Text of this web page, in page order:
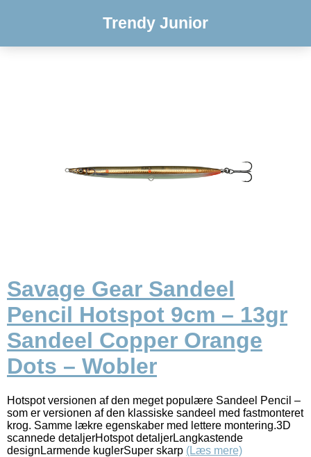
Trendy Junior
Savage Gear Sandeel
Pencil Hotspot 9cm – 13gr
Sandeel Copper Orange
Dots – Wobler
Hotspot versionen af den meget populære Sandeel Pencil –
som er versionen af den klassiske sandeel med fastmonteret
krog. Samme lækre egenskaber med lettere montering.3D
scannede detaljerHotspot detaljerLangkastende
designLarmende kuglerSuper skarp (Læs mere)